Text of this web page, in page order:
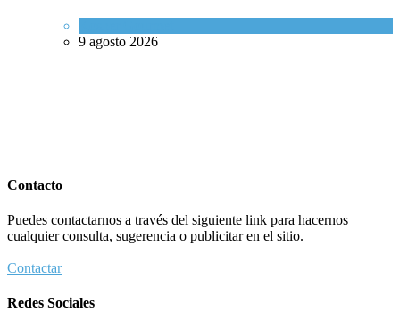
9 agosto 2026
Contacto
Puedes contactarnos a través del siguiente link para hacernos
cualquier consulta, sugerencia o publicitar en el sitio.
Contactar
Redes Sociales